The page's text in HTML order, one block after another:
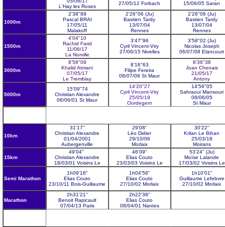
L'Hay les Roses
27/05/12 Forbach
15/06/05 Saran
1000m
2'38"89
Pascal BRAI
17/05/11
Malakoff
2'26"06 (Ju)
Bastien Tardy
13/07/04
Rennes
2'26"06 (Ju)
Bastien Tardy
13/07/04
Rennes
1500m
4'04"10
Rachid Farid
11/06/17
La Norville
3'47"96
Cyril Vincent-Viry
27/06/15 Nivelles
3'58"02 (Ju)
Nicolas Joseph
06/07/08 Elancourt
3000m
8'58"09
Khalid Atmani
07/05/17
Le Tremblay
8'16''63
Filipe Fereira
08/07/09 St Maur
8'36"38
Joan Chenais
21/05/17
Antony
5000m
15'09"74
Christian Alexandre
06/06/01 St Maur
14'20''27
Cyril Vincent-Viry
25/05/19
Oordegem
14'56"05
SahraouiMansouri
08/06/05
St Maur
10km
31'17"
Christian Alexandre
01/04/2001
Aubergenville
29'08''
Léo Didier
29/10/06
Morlaix
30'22''
Krilan Le Bihan
25/03/18
Moirans
15km
49'04"
Christian Alexandre
18/03/01 Voisins Le
46'09"
Elias Couto
23/03/03 Voisins Le
53'24" (Ju)
Moïse Lalande
17/03/02 Voisins Le
Semi Marathon
1h09'16"
Elias Couto
23/10/11 Bois-Guillaume
1h04'56"
Elias Couto
27/10/02 Morlaix
1h10'01"
Guillaume Lefebvre
27/10/02 Morlaix
Marathon
2h31'21''
Benoit Rapicault
07/04/13 Paris
2h22'38"
Elias Couto
08/04/01 Nantes